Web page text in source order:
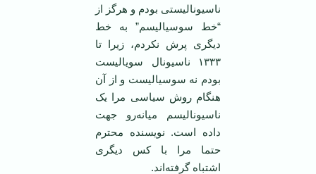
ناسیونالیستی بودم و هرگز از
“خط سوسیالیسم” به خط
دیگری پرش نکردم، زیرا تا
١٣٣٣ ناسیونال سویالیست
بودم نه سوسیالیست و از آن
هنگام روش سیاسی مرا یک
ناسیونالیسم میانه‌رو جهت
داده است. نویسنده محترم
حتما مرا با کس دیگری
اشتباه گرفته‌اند.